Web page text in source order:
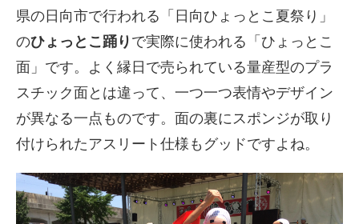
県の日向市で行われる「日向ひょっとこ夏祭り」
のひょっとこ踊り で実際に使われる「ひょっとこ
面」です。よく縁日で売られている量産型のプラ
スチック面とは違って、一つ一つ表情やデザイン
が異なる一点ものです。面の裏にスポンジが取り
付けられたアスリート仕様もグッドですよね。